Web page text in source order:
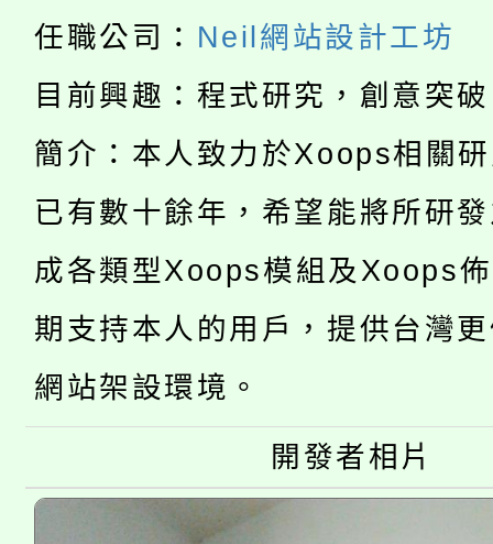
程
「本色祭」8/29、30在
場熱烈登場!
8/21下午1時於龍潭區
徵才活動。
YOUNG桃局內行報名
局官網。
8月14至27日，桃園電
開!
115年桃園市運動會8/
田徑場及游泳池舉行。
桃園市低收入戶享有免
視費優惠，中低收入戶
半價優惠，詳情可洽有
者。
大園自造教育及科技中
份教師增能研習
大溪自造教育及科技中
份教師研習
淨零綠生活教案入校路
115年食農教育專業人
任職公司： Neil網站設計工坊
目前興趣：程式研究，創意突
簡介：本人致力於Xoops相關
已有數十餘年，希望能將所研
成各類型Xoops模組及Xoops
期支持本人的用戶，提供台灣
網站架設環境。
開發者相片